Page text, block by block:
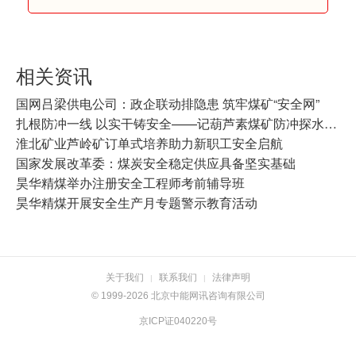
相关资讯
国网吕梁供电公司：政企联动排隐患 筑牢煤矿“安全网”
扎根防冲一线 以实干铸安全——记葫芦素煤矿防冲探水队班长刘俊
淮北矿业芦岭矿订单式培养助力新职工安全启航
国家发展改革委：煤炭安全稳定供应具备坚实基础
昊华精煤举办注册安全工程师考前辅导班
昊华精煤开展安全生产月专题警示教育活动
关于我们 | 联系我们 |
法律声明
© 1999-2026 北京中能网讯咨询有限公司
京ICP证040220号